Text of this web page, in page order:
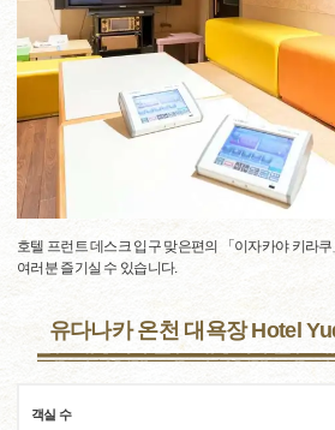
호텔 프런트 데스크 입구 맞은편의 「이자카야 키라
여러분 즐기실 수 있습니다.
유다나카 온천 대욕장 Hotel
객실 수